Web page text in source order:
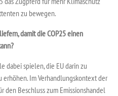
zu bewegen.
damit die COP25 einen
dabei spielen, die EU darin zu
erhöhen. Im Verhandlungskontext der
den Beschluss zum Emissionshandel